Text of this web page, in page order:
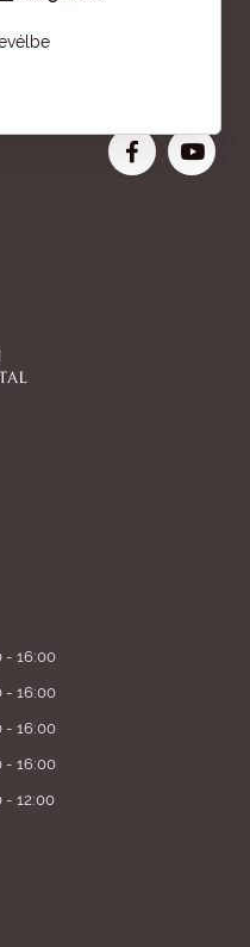
- 16:00
- 16:00
- 16:00
- 16:00
- 12:00